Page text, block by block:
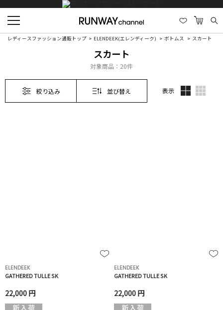
レディースファッション通販トップ ELENDEEK(エレンディーク) ボトムス スカート
スカート
対象商品： 20件
絞り込み 並び替え 表示
ELENDEEK
GATHERED TULLE SK
22,000 円
ELENDEEK
GATHERED TULLE SK
22,000 円